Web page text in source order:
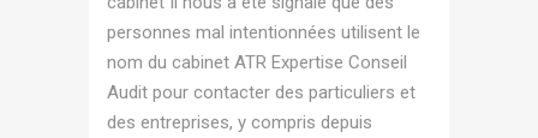
personnes mal intentionnées utilisent le
nom du cabinet ATR Expertise Conseil
Audit pour contacter des particuliers et
des entreprises, y compris depuis